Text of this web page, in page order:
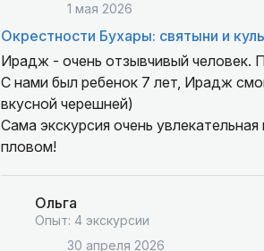
1 мая 2026
Окрестности Бухары: святыни и
Ирадж - очень отзывчивый человек.
С нами был ребенок 7 лет, Ирадж
вкусной черешней)
Сама экскурсия очень
пловом!
Ольга
Опыт: 4 экскурсии
30 апреля 2026